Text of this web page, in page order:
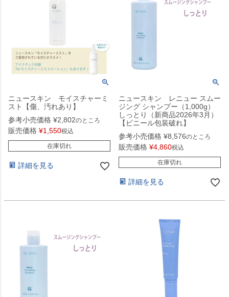
ニュースキン モイスチャーミ
スト【傷、汚れあり】
参考小売価格 ¥2,802のところ
販売価格 ¥1,550税込
在庫切れ
詳細を見る
ニュースキン レニュー スムー
ジング シャンプー（1,000g）
しっとり（新商品2026年3月）
【ビニール包装破れ】
参考小売価格 ¥8,576のところ
販売価格 ¥4,860税込
在庫切れ
詳細を見る